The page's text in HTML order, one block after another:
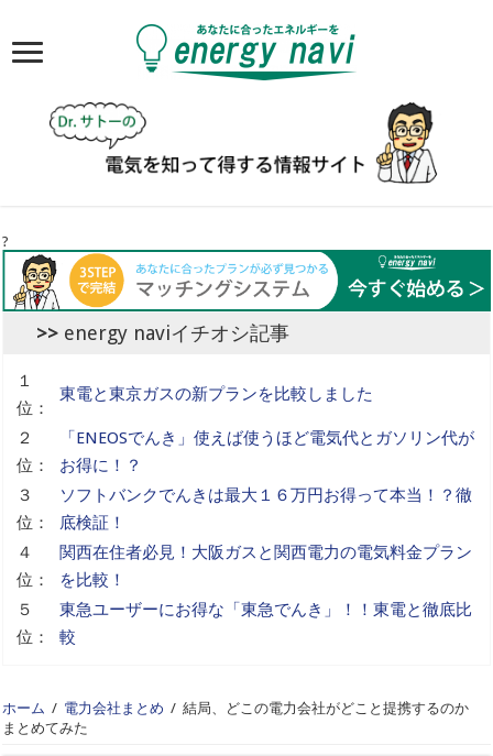
?
energy naviイチオシ記事
１
位：
東電と東京ガスの新プランを比較しました
２
位：
「ENEOSでんき」使えば使うほど電気代とガソリン代が
お得に！？
３
位：
ソフトバンクでんきは最大１６万円お得って本当！？徹
底検証！
４
位：
関西在住者必見！大阪ガスと関西電力の電気料金プラン
を比較！
５
位：
東急ユーザーにお得な「東急でんき」！！東電と徹底比
較
ホーム / 電力会社まとめ / 結局、どこの電力会社がどこと提携するのか
まとめてみた